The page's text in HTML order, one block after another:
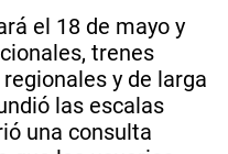
el 18 de mayo y
trenes
y de larga
las escalas
una consulta